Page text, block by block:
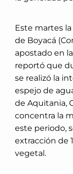
Este martes
de Boyacá
apostado en
reportó que
se realizó la
espejo de
de Aquitania,
concentra la
este periodo,
extracción de
vegetal.